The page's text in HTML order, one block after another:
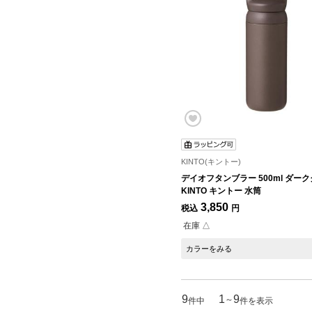
KINTO(キントー)
デイオフタンブラー 500ml ダーク
KINTO キントー 水筒
税込 3,850 円
在庫 △
カラーをみる
9件中 1 ～9件を表示